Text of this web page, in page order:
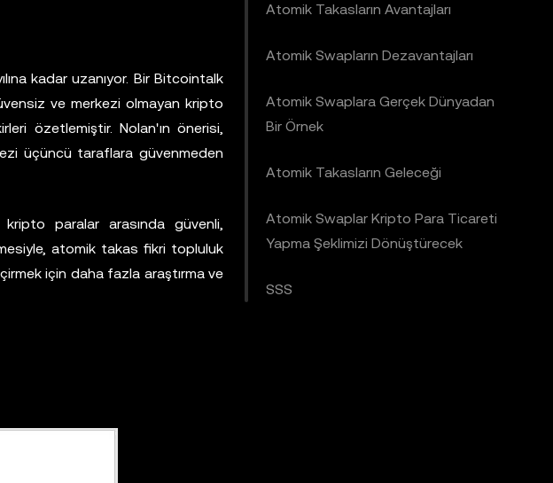
kadar uzanıyor. Bir Bitcointalk
ve merkezi olmayan kripto
özetlemiştir. Nolan'ın önerisi,
üçüncü taraflara güvenmeden
paralar arasında güvenli,
atomik takas fikri topluluk
için daha fazla araştırma ve
Atomik Takasların Avantajları
Atomik Swapların Dezavantajları
Atomik Swaplara Gerçek Dünyadan
Bir Örnek
Atomik Takasların Geleceği
Atomik Swaplar Kripto Para Ticareti
Yapma Şeklimizi Dönüştürecek
SSS